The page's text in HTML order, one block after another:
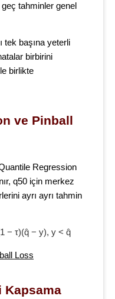
geç tahminler genel
tek başına yeterli
birbirini
birlikte
ve Pinball
Regression
q50 için merkez
ayrı ayrı tahmin
− τ)(q̂ − y), y < q̂
Loss
Kapsama